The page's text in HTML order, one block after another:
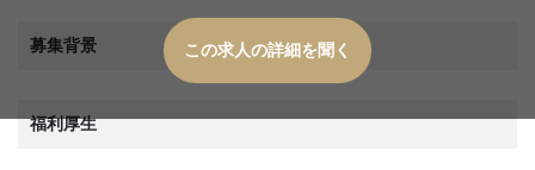
この求人の詳細を聞く
募集背景
福利厚生